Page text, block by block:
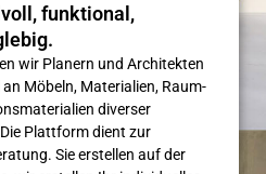
funktional,
wir Planern und Architekten
Möbeln, Materialien, Raum­
diverser
Plattform dient zur
Sie erstellen auf der